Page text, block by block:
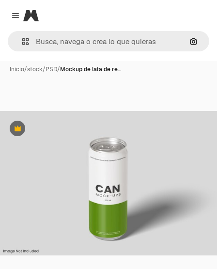
Close menu
Magnific
Inicio/stock/PSD/Mockup de lata de re…
Premium